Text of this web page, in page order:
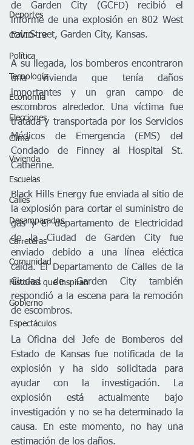
Deportes
COVID-19
Política
Tecnología
Economía
Elecciones
Clima
Vivienda
Escuelas
Calles
Desamparados
Carreteras
Comunidad
Historias que inspiran
Gobierno
Espectáculos
de Garden City (GCFD) recibió el
informe de una explosión en 802 West
Fair Street, Garden City, Kansas.
A su llegada, los bomberos encontraron
una vivienda que tenía daños
importantes y un gran campo de
escombros alrededor. Una víctima fue
tratada y transportada por los Servicios
Médicos de Emergencia (EMS) del
Condado de Finney al Hospital St.
Catherine.
Black Hills Energy fue enviada al sitio de
la explosión para cortar el suministro de
gas y el departamento de Electricidad
de la Ciudad de Garden City fue
enviado debido a una línea eléctica
caída. El Departamento de Calles de la
Ciudad de Garden City también
respondió a la escena para la remoción
de escombros.
La Oficina del Jefe de Bomberos del
Estado de Kansas fue notificada de la
explosión y ha sido solicitada para
ayudar con la investigación. La
explosión está actualmente bajo
investigación y no se ha determinado la
causa. En este momento, no hay una
estimación de los daños.